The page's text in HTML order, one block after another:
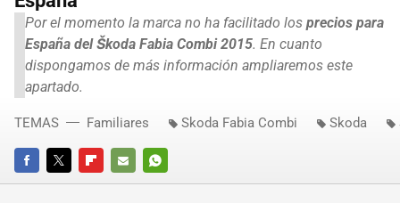
Por el momento la marca no ha facilitado los precios para
España del Škoda Fabia Combi 2015. En cuanto
dispongamos de más información ampliaremos este
apartado.
FACEBOOKTWITTERFLIPBOARD
E-
WHATSAPP
TEMAS Familiares Skoda Fabia Combi Skoda